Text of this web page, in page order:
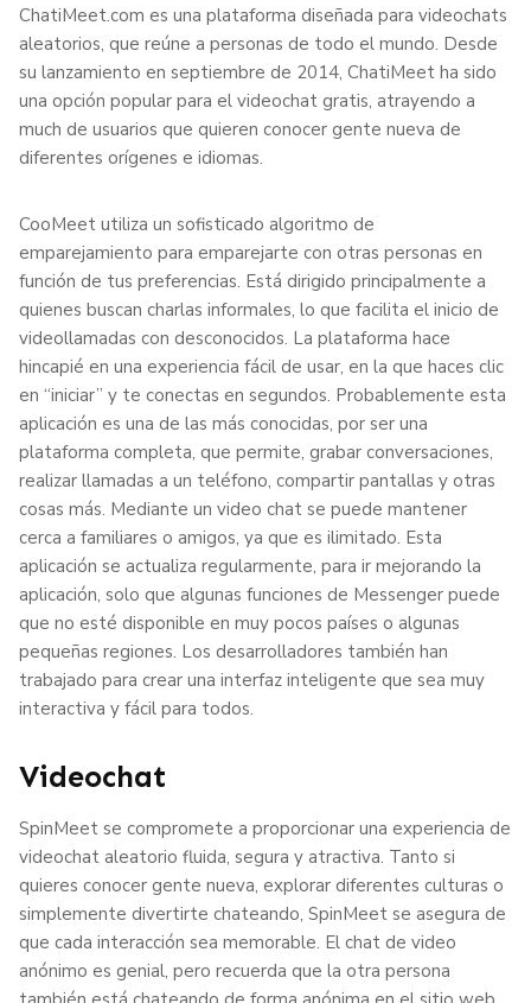
ChatiMeet.com es una plataforma diseñada para videochats
aleatorios, que reúne a personas de todo el mundo. Desde
su lanzamiento en septiembre de 2014, ChatiMeet ha sido
una opción popular para el videochat gratis, atrayendo a
much de usuarios que quieren conocer gente nueva de
diferentes orígenes e idiomas.
CooMeet utiliza un sofisticado algoritmo de
emparejamiento para emparejarte con otras personas en
función de tus preferencias. Está dirigido principalmente a
quienes buscan charlas informales, lo que facilita el inicio de
videollamadas con desconocidos. La plataforma hace
hincapié en una experiencia fácil de usar, en la que haces clic
en “iniciar” y te conectas en segundos. Probablemente esta
aplicación es una de las más conocidas, por ser una
plataforma completa, que permite, grabar conversaciones,
realizar llamadas a un teléfono, compartir pantallas y otras
cosas más. Mediante un video chat se puede mantener
cerca a familiares o amigos, ya que es ilimitado. Esta
aplicación se actualiza regularmente, para ir mejorando la
aplicación, solo que algunas funciones de Messenger puede
que no esté disponible en muy pocos países o algunas
pequeñas regiones. Los desarrolladores también han
trabajado para crear una interfaz inteligente que sea muy
interactiva y fácil para todos.
Videochat
SpinMeet se compromete a proporcionar una experiencia de
videochat aleatorio fluida, segura y atractiva. Tanto si
quieres conocer gente nueva, explorar diferentes culturas o
simplemente divertirte chateando, SpinMeet se asegura de
que cada interacción sea memorable. El chat de video
anónimo es genial, pero recuerda que la otra persona